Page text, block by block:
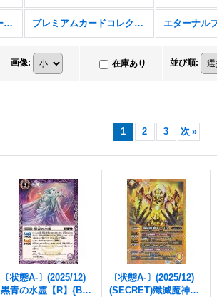
[CB30]コラボブースター 仮面ライダー 〜神秘なる願い〜 プレミアムカードコレクション三賢神
画像: 在庫あり 並び順:
1 2 3 次 »
〔状態A-〕(2025/12)
黒青の水霊【R】{BS7
〔状態A-〕(2025/12)
(SECRET)殲滅魔神ネ